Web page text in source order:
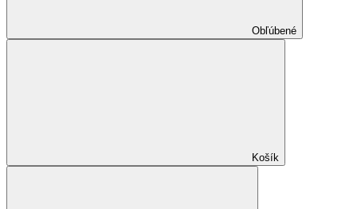
Obľúbené
Košík